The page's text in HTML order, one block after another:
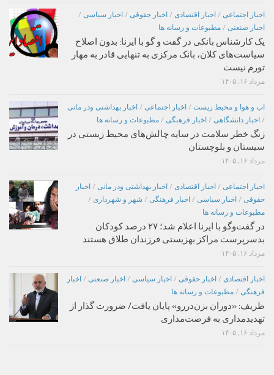
اخبار اجتماعی / اخبار اقتصادی / اخبار حقوقی / اخبار سیاسی /
اخبار صنعتی / مطبوعات و رسانه ها
یک کارشناس بانکی در گفت و گو با ایرنا: بدون اصلاح
سیاست‌های کلان، بانک مرکزی به تنهایی قادر به مهار
تورم نیست
مرداد ۱۶, ۱۴۰۵
اب و هوا و محیط زیست / اخبار اجتماعی / اخبار بهداشتی ودر مانی
/ اخبار دانشگاهی / اخبار فرهنگی / مطبوعات و رسانه ها
زنگ خطر سلامت در سایه چالش‌های محیط زیستی در
سیستان و بلوچستان
مرداد ۱۶, ۱۴۰۵
اخبار اجتماعی / اخبار اقتصادی / اخبار بهداشتی ودر مانی / اخبار
حقوقی / اخبار سیاسی / اخبار فرهنگی / شهر و شهرداری /
مطبوعات و رسانه ها
در گفت‌وگو با ایرنا اعلام شد؛ ۲۷ درصد کودکان
بدسرپرست مراکز بهزیستی فرزندان طلاق هستند
مرداد ۱۶, ۱۴۰۵
اخبار اقتصادی / اخبار حقوقی / اخبار سیاسی / اخبار صنعتی / اخبار
فرهنگی / مطبوعات و رسانه ها
ظریف: «دوران بزن‌دررو» پایان یافت/ ضرورت گذار از
تهدیدمداری به فرصت‌مداری
مرداد ۱۶, ۱۴۰۵